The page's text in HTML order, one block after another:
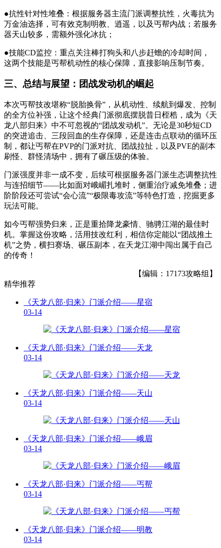
●抗性针对性堆叠：根据服务器主流门派调整抗性，火毒抗为
万金油选择，可有效克制明教、逍遥，以及丐帮内战；若服务
器天山较多，需额外强化冰抗；
●技能CD监控：重点关注棒打狗头和八步赶蟾的冷却时间，
这两个技能是丐帮机动性的核心保障，直接影响压制节奏。
三、总结与展望：团战发动机的崛起
本次丐帮技改堪称“脱胎换骨”，从机动性、续航到爆发、控制
的全方位补强，让这个经典门派彻底摆脱昔日桎梏，成为《天
龙八部归来》中不可忽视的“团战发动机”。无论是30秒短CD
的突进追击、三段回血的生存保障，还是连击点联动的循环压
制，都让丐帮在PVP的门派对抗、团战拉扯，以及PVE的副本
刷怪、群怪清场中，拥有了碾压级的体验。
门派强度并非一成不变，后续可根据服务器门派生态调整抗性
与连招细节——比如面对峨嵋扎堆时，侧重治疗减免堆叠；进
阶阶段还可尝试“会心流”“极限毒攻流”等特色打造，挖掘更多
玩法可能。
如今丐帮强势归来，正是重拾降龙豪情、驰骋江湖的最佳时
机。掌握这份攻略，活用技改红利，相信你定能以“团战推土
机”之势，横扫赛场、碾压副本，在天龙江湖中闯出属于自己
的传奇！
【编辑：17173攻略组】
精华推荐
《天龙八部·归来》门派介绍——星宿
03-14
《天龙八部·归来》门派介绍——天龙
03-14
《天龙八部·归来》门派介绍——天山
03-14
《天龙八部·归来》门派介绍——峨眉
03-14
《天龙八部·归来》门派介绍——丐帮
03-14
《天龙八部·归来》门派介绍——明教
03-14